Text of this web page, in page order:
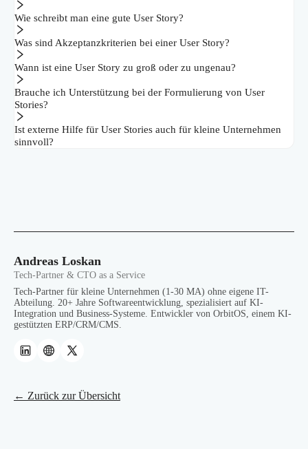
Wie schreibt man eine gute User Story?
Was sind Akzeptanzkriterien bei einer User Story?
Wann ist eine User Story zu groß oder zu ungenau?
Brauche ich Unterstützung bei der Formulierung von User
Stories?
Ist externe Hilfe für User Stories auch für kleine Unternehmen
sinnvoll?
Andreas Loskan
Tech-Partner & CTO as a Service
Tech-Partner für kleine Unternehmen (1-30 MA) ohne eigene IT-
Abteilung. 20+ Jahre Softwareentwicklung, spezialisiert auf KI-
Integration und Business-Systeme. Entwickler von OrbitOS, einem KI-
gestützten ERP/CRM/CMS.
← Zurück zur Übersicht